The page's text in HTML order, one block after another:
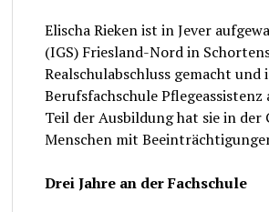
Elischa Rieken ist in Jever
(IGS) Friesland-Nord in
Realschulabschluss gemacht und
Berufsfachschule
Teil der Ausbildung hat sie in
Menschen mit
Drei Jahre an der Fachschule